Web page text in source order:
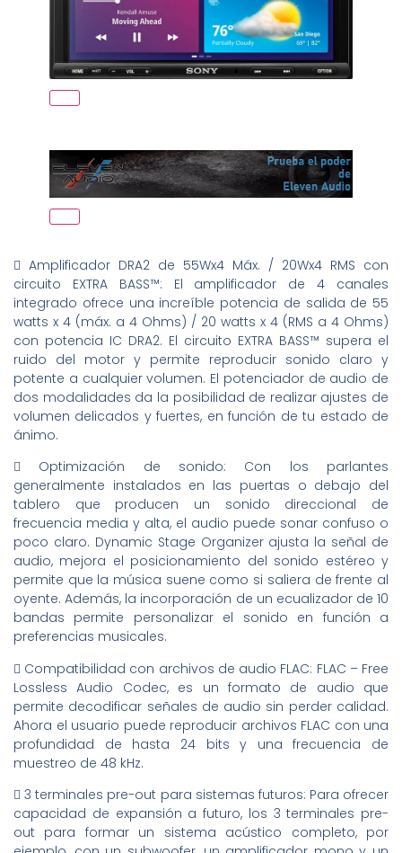
 Amplificador DRA2 de 55Wx4 Máx. / 20Wx4 RMS con
circuito EXTRA BASS™: El amplificador de 4 canales
integrado ofrece una increíble potencia de salida de 55
watts x 4 (máx. a 4 Ohms) / 20 watts x 4 (RMS a 4 Ohms)
con potencia IC DRA2. El circuito EXTRA BASS™ supera el
ruido del motor y permite reproducir sonido claro y
potente a cualquier volumen. El potenciador de audio de
dos modalidades da la posibilidad de realizar ajustes de
volumen delicados y fuertes, en función de tu estado de
ánimo.
 Optimización de sonido: Con los parlantes
generalmente instalados en las puertas o debajo del
tablero que producen un sonido direccional de
frecuencia media y alta, el audio puede sonar confuso o
poco claro. Dynamic Stage Organizer ajusta la señal de
audio, mejora el posicionamiento del sonido estéreo y
permite que la música suene como si saliera de frente al
oyente. Además, la incorporación de un ecualizador de 10
bandas permite personalizar el sonido en función a
preferencias musicales.
 Compatibilidad con archivos de audio FLAC: FLAC – Free
Lossless Audio Codec, es un formato de audio que
permite decodificar señales de audio sin perder calidad.
Ahora el usuario puede reproducir archivos FLAC con una
profundidad de hasta 24 bits y una frecuencia de
muestreo de 48 kHz.
 3 terminales pre-out para sistemas futuros: Para ofrecer
capacidad de expansión a futuro, los 3 terminales pre-
out para formar un sistema acústico completo, por